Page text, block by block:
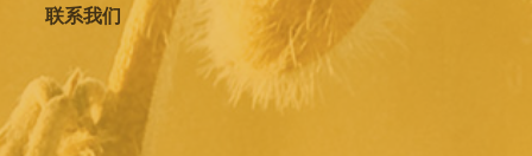
联系我们